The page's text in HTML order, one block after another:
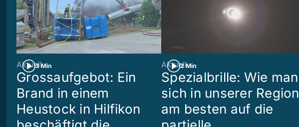
3 Min
Aktuell
Grossaufgebot: Ein
Brand in einem
Heustock in Hilfikon
2 Min
Aktuell
Spezialbrille: Wie man
sich in unserer Region
am besten auf die